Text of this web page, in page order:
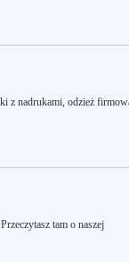
z nadrukami, odzież
tam o naszej